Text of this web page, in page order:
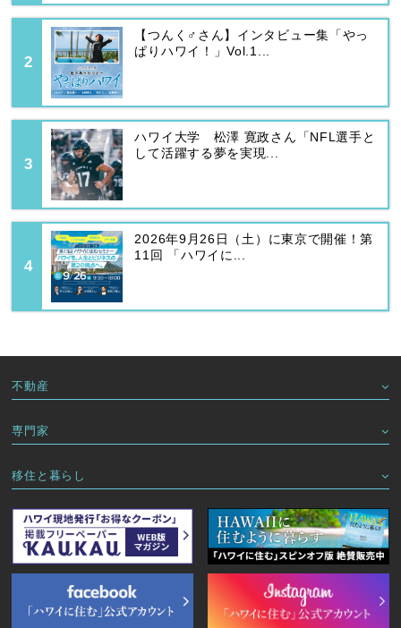
【つんく♂さん】インタビュー集「やっ
ぱりハワイ！」Vol.1...
ハワイ大学 松澤 寛政さん「NFL選手と
して活躍する夢を実現...
2026年9月26日（土）に東京で開催！第
11回 「ハワイに...
不動産
専門家
移住と暮らし